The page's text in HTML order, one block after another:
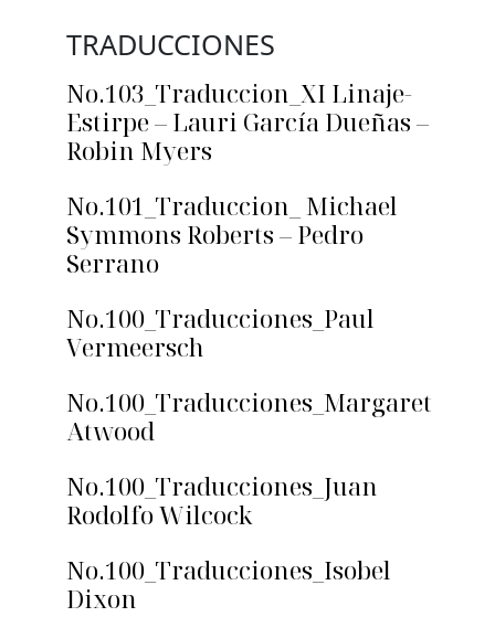
TRADUCCIONES
No.103_Traduccion_XI Linaje-
Estirpe – Lauri García Dueñas –
Robin Myers
No.101_Traduccion_ Michael
Symmons Roberts – Pedro
Serrano
No.100_Traducciones_Paul
Vermeersch
No.100_Traducciones_Margaret
Atwood
No.100_Traducciones_Juan
Rodolfo Wilcock
No.100_Traducciones_Isobel
Dixon